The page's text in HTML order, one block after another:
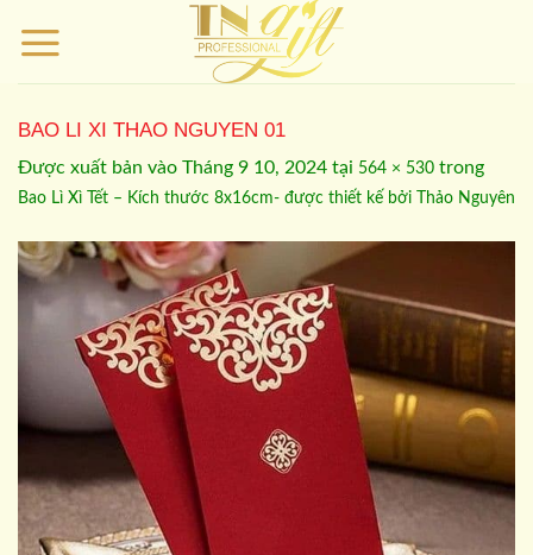
qua
BAO LI XI THAO NGUYEN 01
Được xuất bản vào Tháng 9 10, 2024 tại 564 × 530 trong
Bao Lì Xì Tết – Kích thước 8x16cm- được thiết kế bởi Thảo Nguyên